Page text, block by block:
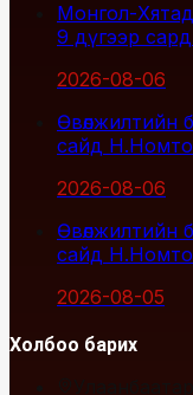
Монгол-
9 дүгээр
2026-08-06
Өвөлжилтийн
сайд
2026-08-06
Өвөлжилтийн
сайд
2026-08-05
Холбоо барих